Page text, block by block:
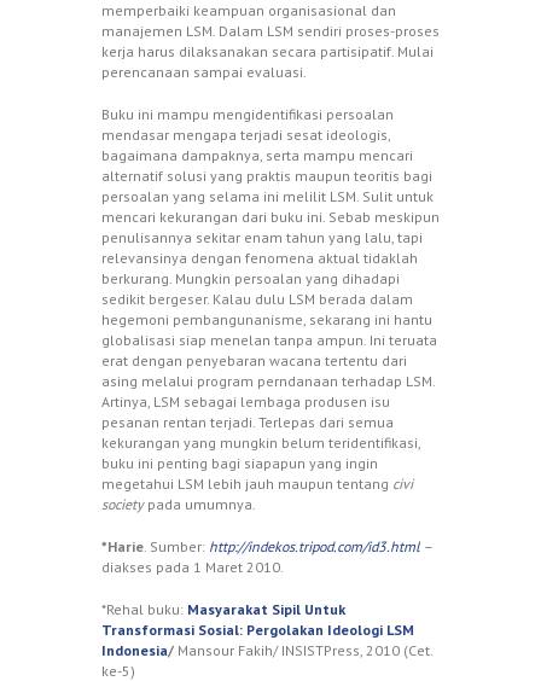
memperbaiki keampuan organisasional dan
manajemen LSM. Dalam LSM sendiri proses-proses
kerja harus dilaksanakan secara partisipatif. Mulai
perencanaan sampai evaluasi.
Buku ini mampu mengidentifikasi persoalan
mendasar mengapa terjadi sesat ideologis,
bagaimana dampaknya, serta mampu mencari
alternatif solusi yang praktis maupun teoritis bagi
persoalan yang selama ini melilit LSM. Sulit untuk
mencari kekurangan dari buku ini. Sebab meskipun
penulisannya sekitar enam tahun yang lalu, tapi
relevansinya dengan fenomena aktual tidaklah
berkurang. Mungkin persoalan yang dihadapi
sedikit bergeser. Kalau dulu LSM berada dalam
hegemoni pembangunanisme, sekarang ini hantu
globalisasi siap menelan tanpa ampun. Ini teruata
erat dengan penyebaran wacana tertentu dari
asing melalui program perndanaan terhadap LSM.
Artinya, LSM sebagai lembaga produsen isu
pesanan rentan terjadi. Terlepas dari semua
kekurangan yang mungkin belum teridentifikasi,
buku ini penting bagi siapapun yang ingin
megetahui LSM lebih jauh maupun tentang civi
society pada umumnya.
*Harie . Sumber: http://indekos.tripod.com/id3.html –
diakses pada 1 Maret 2010.
*Rehal buku: Masyarakat Sipil Untuk
Transformasi Sosial: Pergolakan Ideologi LSM
Indonesia/ Mansour Fakih/ INSISTPress, 2010 (Cet.
ke-5)